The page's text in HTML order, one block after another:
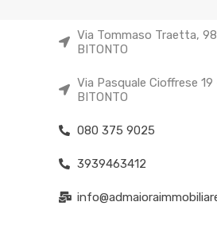
Via Tommaso Traetta,
BITONTO
Via Pasquale Cioffrese 19
BITONTO
080 375 9025
3939463412